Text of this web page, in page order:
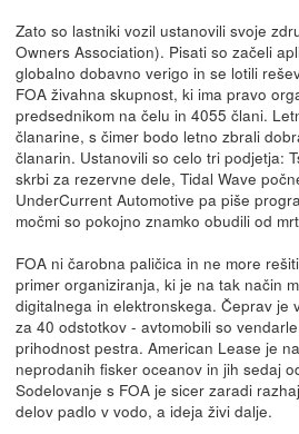
Zato so lastniki vozil ustanovili svoje
Owners Association). Pisati so začeli
globalno dobavno verigo in se lotili
FOA živahna skupnost, ki ima pravo
predsednikom na čelu in 4055 člani.
članarine, s čimer bodo letno zbrali
članarin. Ustanovili so celo tri podjetja:
skrbi za rezervne dele, Tidal Wave
UnderCurrent Automotive pa piše
močmi so pokojno znamko obudili od
FOA ni čarobna paličica in ne more
primer organiziranja, ki je na tak način
digitalnega in elektronskega. Čeprav je
za 40 odstotkov - avtomobili so
prihodnost pestra. American Lease je
neprodanih fisker oceanov in jih sedaj
Sodelovanje s FOA je sicer zaradi
delov padlo v vodo, a ideja živi dalje.